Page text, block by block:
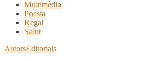
Multimèdia
Poesia
Regal
Salut
AutorsEditorials